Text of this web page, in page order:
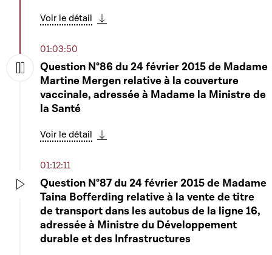
Voir le détail
01:03:50
Question N°86 du 24 février 2015 de Madame
Martine Mergen relative à la couverture
vaccinale, adressée à Madame la Ministre de
la Santé
Voir le détail
01:12:11
Question N°87 du 24 février 2015 de Madame
Taina Bofferding relative à la vente de titre
de transport dans les autobus de la ligne 16,
adressée à Ministre du Développement
durable et des Infrastructures
Télécharger cette séquence
6600 - Projet de loi relatif au réseau
cyclable national et aux raccordements de
ce réseau vers les réseaux cyclables
communaux - Rapportrice : Madame Josée
Lorsché
Voir le détail
Play